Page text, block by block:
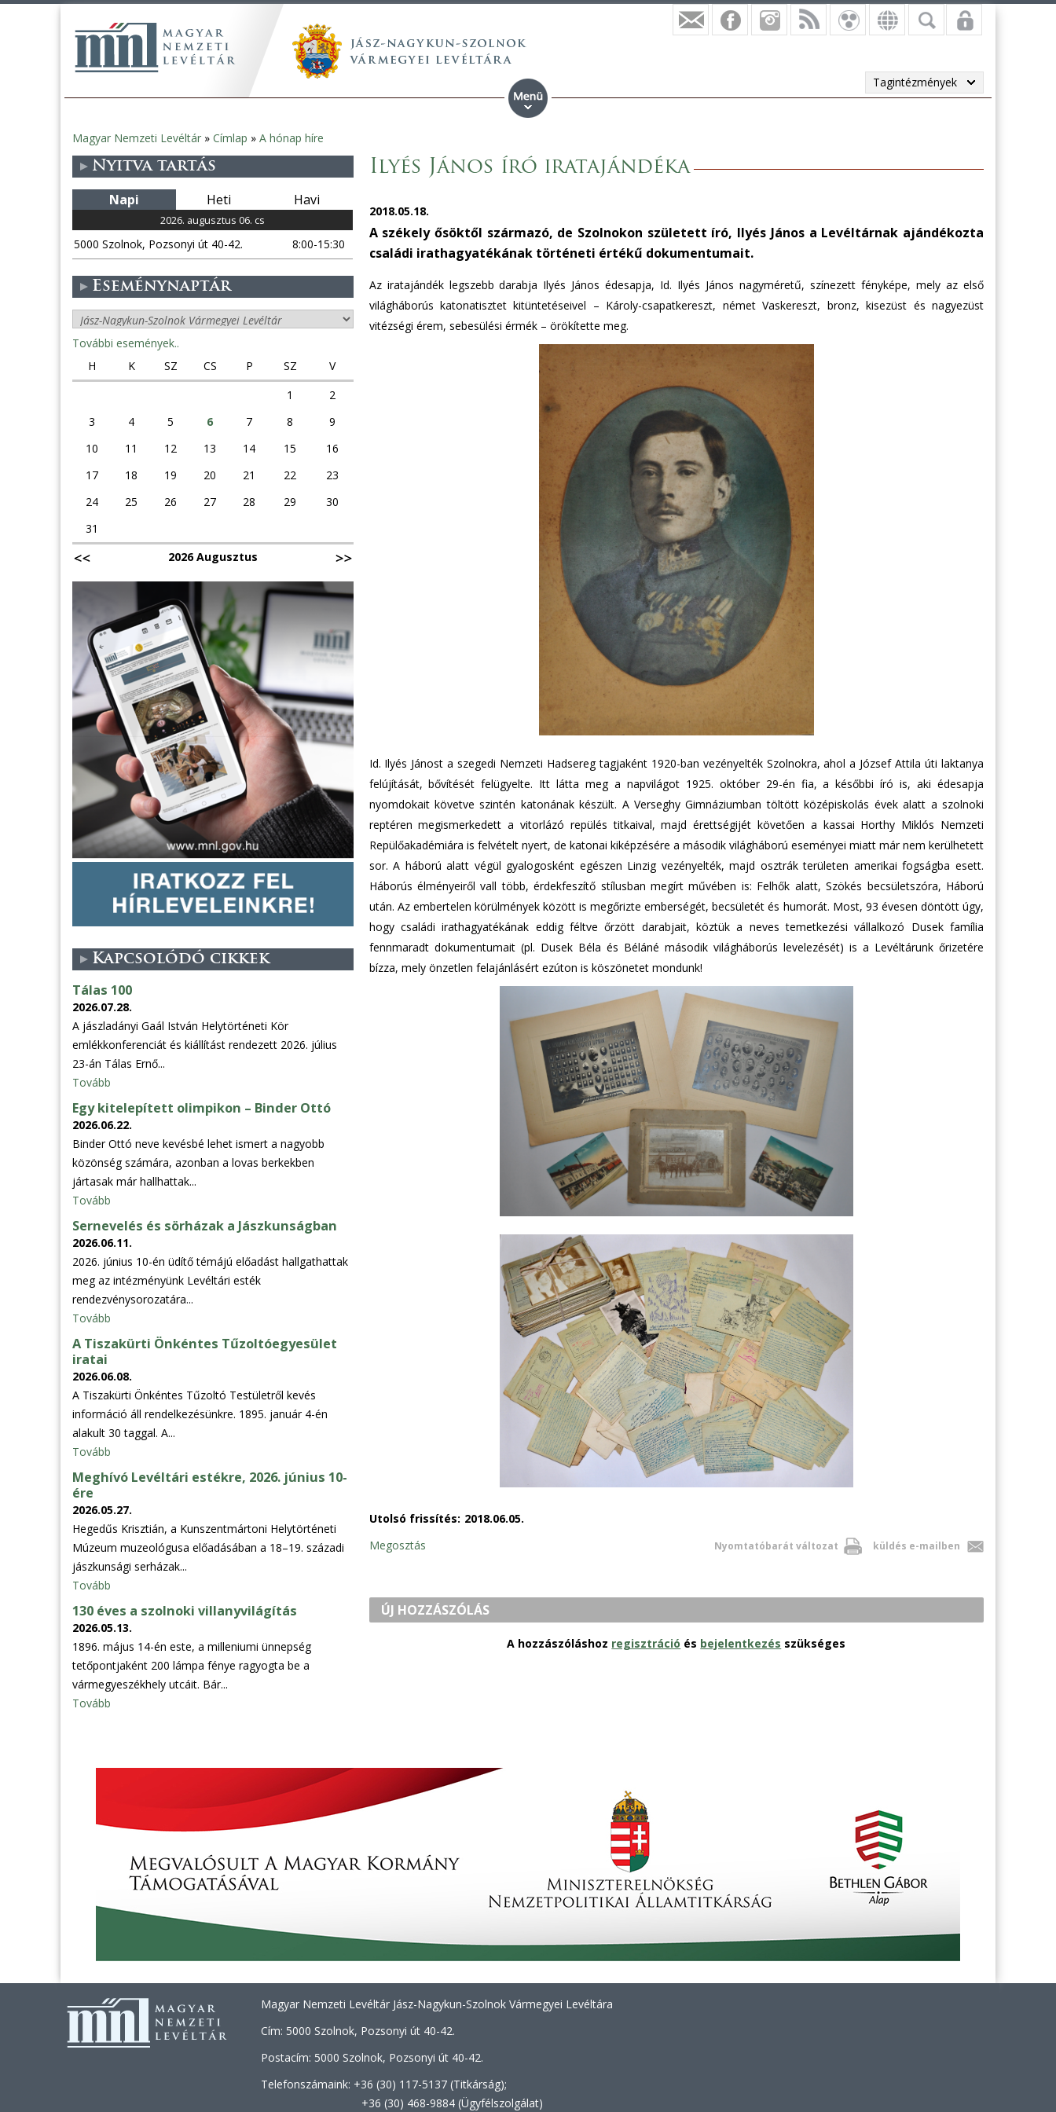
Tagintézmények
Jelenlegi
hely
Magyar Nemzeti Levéltár » Címlap » A hónap híre
Ilyés János író iratajándéka
2018.05.18.
A székely ősöktől származó, de Szolnokon született író, Ilyés János a Levéltárnak ajándékozta
családi irathagyatékának történeti értékű dokumentumait.
Az iratajándék legszebb darabja Ilyés János édesapja, Id. Ilyés János nagyméretű, színezett fényképe, mely az első
világháborús katonatisztet kitüntetéseivel – Károly-csapatkereszt, német Vaskereszt, bronz, kisezüst és nagyezüst
vitézségi érem, sebesülési érmék – örökítette meg.
Id. Ilyés Jánost a szegedi Nemzeti Hadsereg tagjaként 1920-ban vezényelték Szolnokra, ahol a József Attila úti laktanya
felújítását, bővítését felügyelte. Itt látta meg a napvilágot 1925. október 29-én fia, a későbbi író is, aki édesapja
nyomdokait követve szintén katonának készült. A Verseghy Gimnáziumban töltött középiskolás évek alatt a szolnoki
reptéren megismerkedett a vitorlázó repülés titkaival, majd érettségijét követően a kassai Horthy Miklós Nemzeti
Repülőakadémiára is felvételt nyert, de katonai kiképzésére a második világháború eseményei miatt már nem kerülhetett
sor. A háború alatt végül gyalogosként egészen Linzig vezényelték, majd osztrák területen amerikai fogságba esett.
Háborús élményeiről vall több, érdekfeszítő stílusban megírt művében is: Felhők alatt, Szökés becsületszóra, Háború
után. Az embertelen körülmények között is megőrizte emberségét, becsületét és humorát. Most, 93 évesen döntött úgy,
hogy családi irathagyatékának eddig féltve őrzött darabjait, köztük a neves temetkezési vállalkozó Dusek família
fennmaradt dokumentumait (pl. Dusek Béla és Béláné második világháborús levelezését) is a Levéltárunk őrizetére
bízza, mely önzetlen felajánlásért ezúton is köszönetet mondunk!
Utolsó frissítés: 2018.06.05.
Nyomtatóbarát változat küldés e-mailben
Megosztás
ÚJ HOZZÁSZÓLÁS
A hozzászóláshoz regisztráció és bejelentkezés szükséges
Nyitva tartás
Napi Heti Havi
2026. augusztus 06. cs
5000 Szolnok, Pozsonyi út 40-42. 8:00-15:30
Eseménynaptár
További események..
H
K SZ CS P SZ
V
1
2
3
4 5 6 7 8
9
10
11 12 13 14 15
16
17
18 19 20 21 22
23
24
25 26 27 28 29
30
31
2026 Augusztus
Kapcsolódó cikkek
Tálas 100
2026.07.28.
A jászladányi Gaál István Helytörténeti Kör
emlékkonferenciát és kiállítást rendezett 2026. július
23-án Tálas Ernő...
Tovább
Egy kitelepített olimpikon – Binder Ottó
2026.06.22.
Binder Ottó neve kevésbé lehet ismert a nagyobb
közönség számára, azonban a lovas berkekben
jártasak már hallhattak...
Tovább
Sernevelés és sörházak a Jászkunságban
2026.06.11.
2026. június 10-én üdítő témájú előadást hallgathattak
meg az intézményünk Levéltári esték
rendezvénysorozatára...
Tovább
A Tiszakürti Önkéntes Tűzoltóegyesület
iratai
2026.06.08.
A Tiszakürti Önkéntes Tűzoltó Testületről kevés
információ áll rendelkezésünkre. 1895. január 4-én
alakult 30 taggal. A...
Tovább
Meghívó Levéltári estékre, 2026. június 10-
ére
2026.05.27.
Hegedűs Krisztián, a Kunszentmártoni Helytörténeti
Múzeum muzeológusa előadásában a 18–19. századi
jászkunsági serházak...
Tovább
130 éves a szolnoki villanyvilágítás
2026.05.13.
1896. május 14-én este, a milleniumi ünnepség
tetőpontjaként 200 lámpa fénye ragyogta be a
vármegyeszékhely utcáit. Bár...
Tovább
Magyar Nemzeti Levéltár Jász-Nagykun-Szolnok Vármegyei Levéltára
Cím: 5000 Szolnok, Pozsonyi út 40-42.
Postacím: 5000 Szolnok, Pozsonyi út 40-42.
Telefonszámaink: +36 (30) 117-5137 (Titkárság);
+36 (30) 468-9884 (Ügyfélszolgálat)